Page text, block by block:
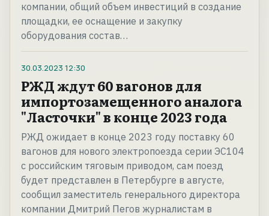
компании, общий объем инвестиций в создание
площадки, ее оснащение и закупку
оборудования состав…
30.03.2023 12:30
РЖД ждут 60 вагонов для
импортозамещенного аналога
"Ласточки" в конце 2023 года
РЖД ожидает в конце 2023 году поставку 60
вагонов для нового электропоезда серии ЭС104
с российским тяговым приводом, сам поезд
будет представлен в Петербурге в августе,
сообщил заместитель генерального директора
компании Дмитрий Пегов журналистам в